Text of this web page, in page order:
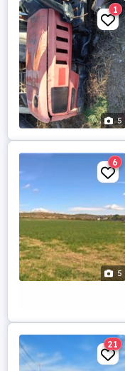
5
1
5
6
21